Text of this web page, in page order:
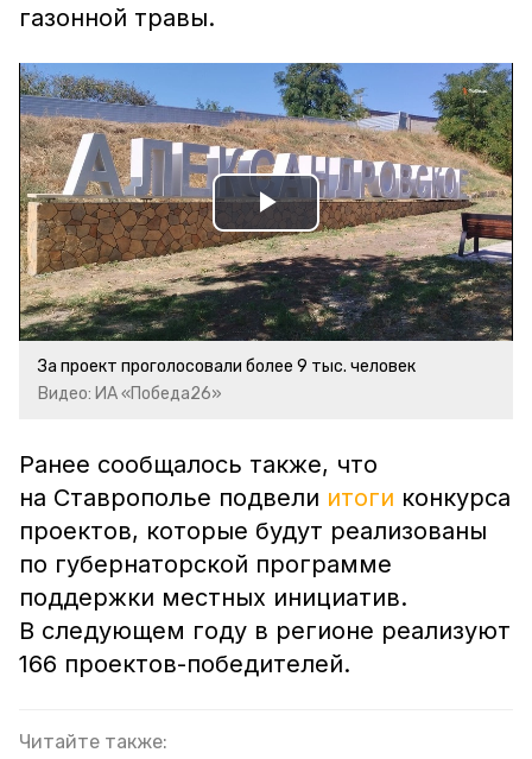
газонной травы.
Play
Video
За проект проголосовали более 9 тыс. человек
Видео: ИА «Победа26»
Ранее сообщалось также, что
на Ставрополье подвели итоги конкурса
проектов, которые будут реализованы
по губернаторской программе
поддержки местных инициатив.
В следующем году в регионе реализуют
166 проектов-победителей.
Читайте также: